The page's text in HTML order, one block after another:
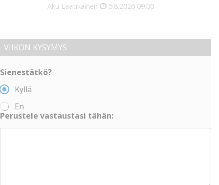
Aku Laatikainen 5.8.2026 09:00
VIIKON KYSYMYS
Sienestätkö?
Kyllä
En
Perustele vastaustasi tähän: